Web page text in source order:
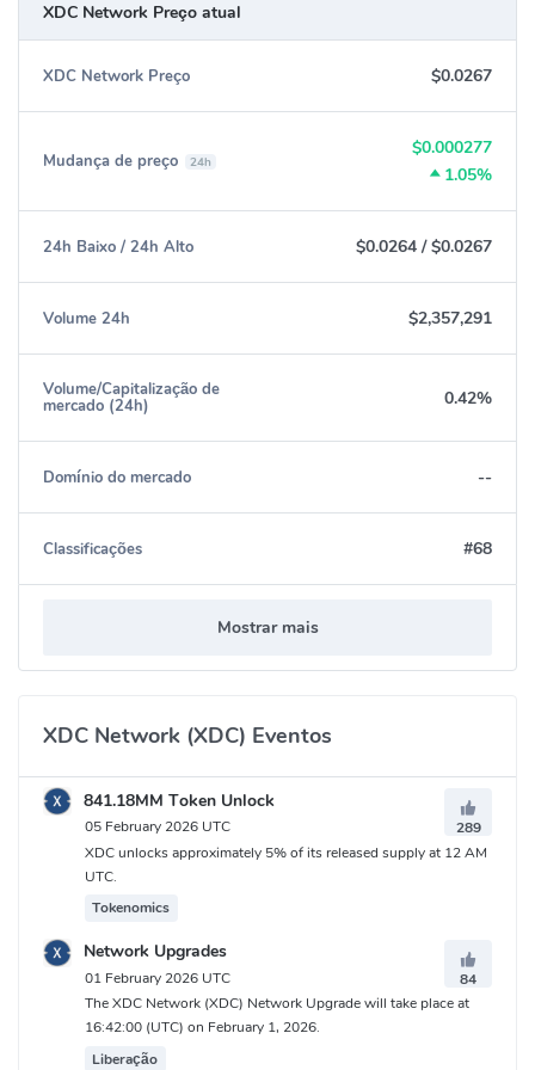
XDC Network Preço atual
XDC Network Preço $0.0267
Mudança de preço 24h
$0.000277
1.05%
24h Baixo / 24h Alto $0.0264 /$0.0267
Volume 24h $2,357,291
Volume/Capitalização de
mercado (24h) 0.42%
Domínio do mercado --
Classificações #68
Mostrar mais
XDC Network (XDC) Eventos
841.18MM Token Unlock
05 February 2026 UTC
289
XDC unlocks approximately 5% of its released supply at 12 AM
UTC.
Tokenomics
Network Upgrades
01 February 2026 UTC
84
The XDC Network (XDC) Network Upgrade will take place at
16:42:00 (UTC) on February 1, 2026.
Liberação